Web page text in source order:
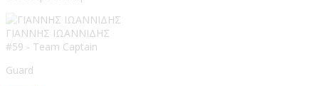
ΓΙΑΝΝΗΣ ΙΩΑΝΝΙΔΗΣ
#59 - Team Captain
Guard